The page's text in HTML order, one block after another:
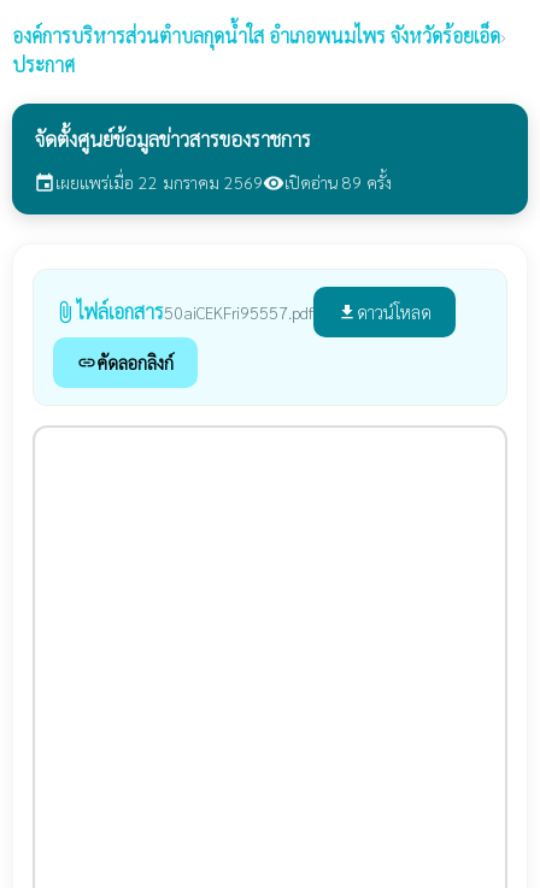
องค์การบริหารส่วนตำบลกุดน้ำใส อำเภอพนมไพร จังหวัดร้อยเอ็ด›
ประกาศ
จัดตั้งศูนย์ข้อมูลข่าวสารของราชการ
eventเผยแพร่เมื่อ 22 มกราคม 2569visibilityเปิดอ่าน 89 ครั้ง
attach_file ไฟล์เอกสาร50aiCEKFri95557.pdf file_download ดาวน์โหลด
linkคัดลอกลิงก์